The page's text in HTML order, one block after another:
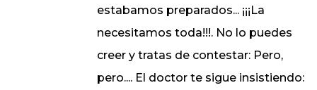
estabamos preparados... ¡¡¡La
necesitamos toda!!!. No lo puedes
creer y tratas de contestar: Pero,
pero.... El doctor te sigue insistiendo: